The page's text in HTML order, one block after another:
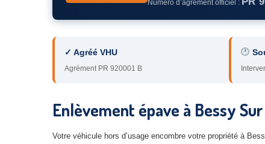
Numéro d’agrément officiel :
✓ Agréé VHU
Agrément PR 920001 B
Enlèvement épave à Bessy
Votre véhicule hors d’usage encombre votre propriété à